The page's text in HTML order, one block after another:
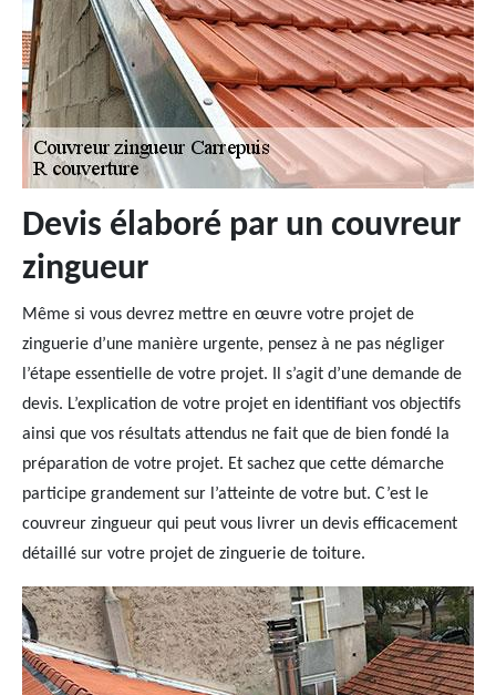
Devis élaboré par un couvreur
zingueur
Même si vous devrez mettre en œuvre votre projet de
zinguerie d’une manière urgente, pensez à ne pas négliger
l’étape essentielle de votre projet. Il s’agit d’une demande de
devis. L’explication de votre projet en identifiant vos objectifs
ainsi que vos résultats attendus ne fait que de bien fondé la
préparation de votre projet. Et sachez que cette démarche
participe grandement sur l’atteinte de votre but. C’est le
couvreur zingueur qui peut vous livrer un devis efficacement
détaillé sur votre projet de zinguerie de toiture.